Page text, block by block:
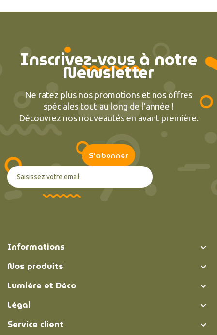
Inscrivez-vous à notre
Newsletter
Ne ratez plus nos promotions et nos offres
spéciales tout au long de l’année !
Découvrez nos nouveautés en avant première.
Informations 
Nos produits 
Lumière et Déco 
Légal 
Service client 